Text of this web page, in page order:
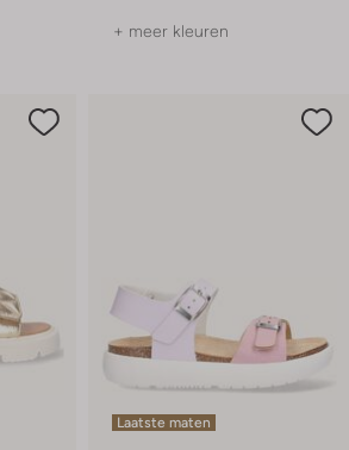
+ meer kleuren
Laatste maten